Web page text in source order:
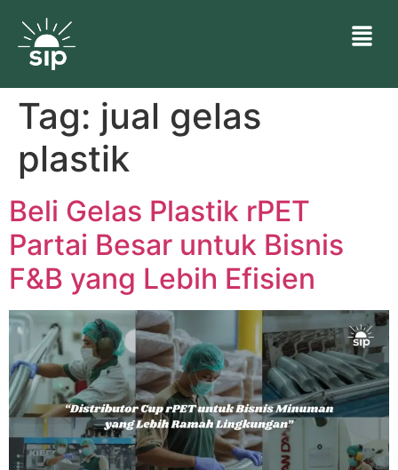
Tag: jual gelas
plastik
Beli Gelas Plastik rPET
Partai Besar untuk Bisnis
F&B yang Lebih Efisien